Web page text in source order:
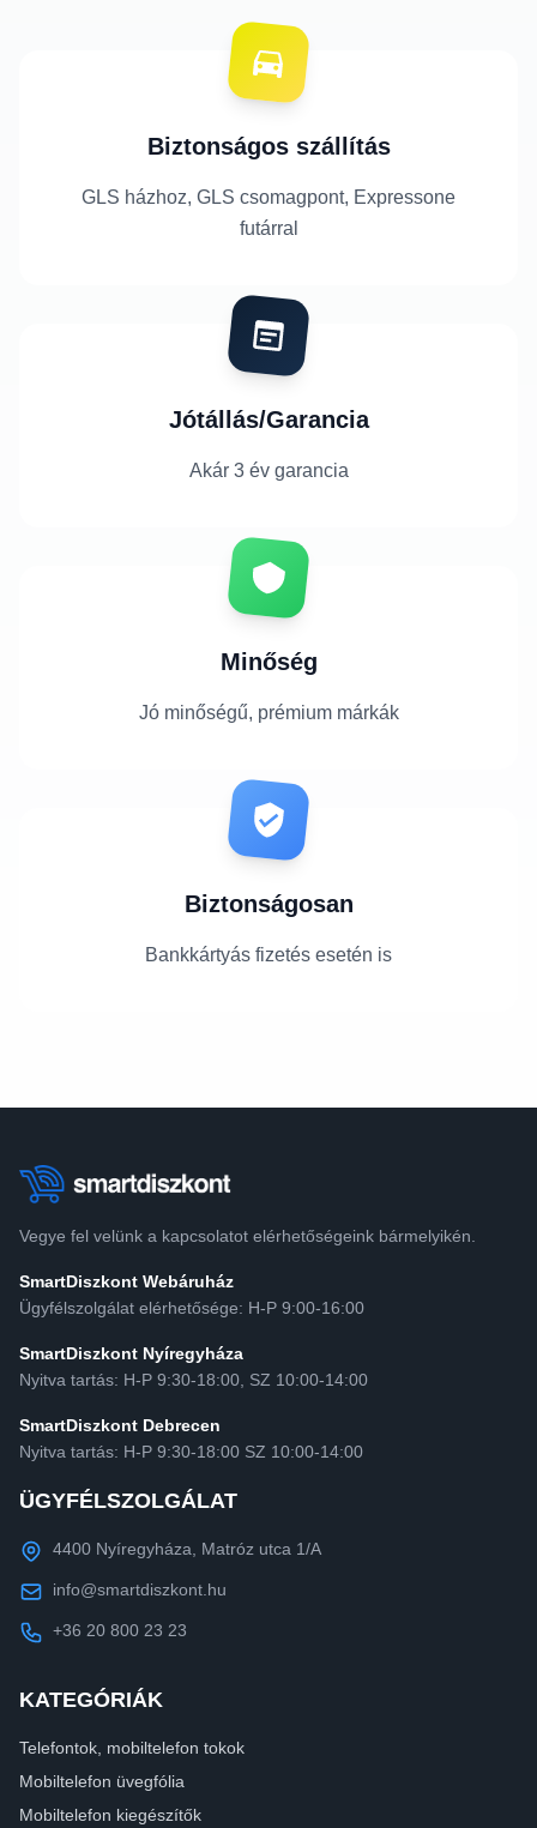
Biztonságos szállítás
GLS házhoz, GLS csomagpont, Expressone
futárral
Jótállás/Garancia
Akár 3 év garancia
Minőség
Jó minőségű, prémium márkák
Biztonságosan
Bankkártyás fizetés esetén is
Vegye fel velünk a kapcsolatot elérhetőségeink bármelyikén.
SmartDiszkont Webáruház
Ügyfélszolgálat elérhetősége: H-P 9:00-16:00
SmartDiszkont Nyíregyháza
Nyitva tartás: H-P 9:30-18:00, SZ 10:00-14:00
SmartDiszkont Debrecen
Nyitva tartás: H-P 9:30-18:00 SZ 10:00-14:00
ÜGYFÉLSZOLGÁLAT
4400 Nyíregyháza, Matróz utca 1/A
info@smartdiszkont.hu
+36 20 800 23 23
KATEGÓRIÁK
Telefontok, mobiltelefon tokok
Mobiltelefon üvegfólia
Mobiltelefon kiegészítők